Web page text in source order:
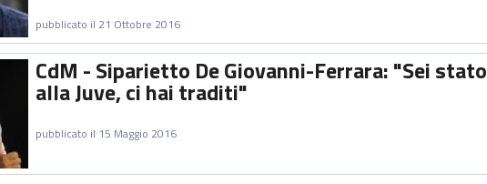
pubblicato il 21 Ottobre 2016
CdM - Siparietto De Giovanni-Ferrara: "Sei stato
alla Juve, ci hai traditi"
pubblicato il 15 Maggio 2016